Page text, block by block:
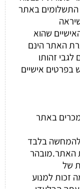
התשלומים באתר
שהוא
האתר הינם
לגבי זהותו
בפרטים אישיים
להמחשה בלבד
האתר.מובהר
של
זכות למנוע